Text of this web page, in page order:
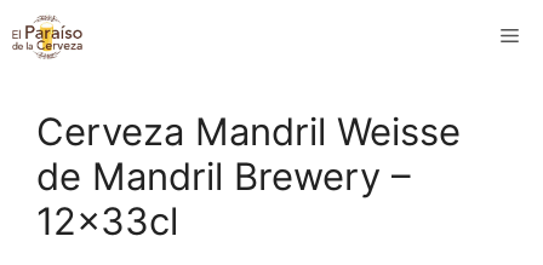
Saltar
al
Cerveza Mandril Weisse
de Mandril Brewery –
12x33cl